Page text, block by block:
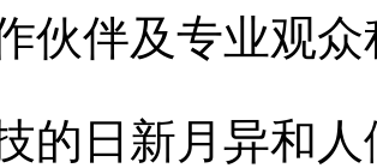
伙伴及专业观
的日新月异和